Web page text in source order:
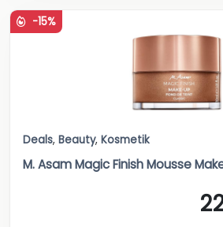
-15%
Deals, Beauty, Kosmetik
M. Asam Magic Finish Mousse